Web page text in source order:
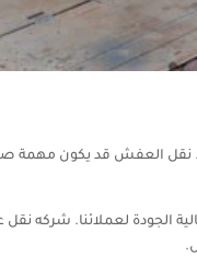
العفش قد يكون مهمة
الجودة لعملائنا.